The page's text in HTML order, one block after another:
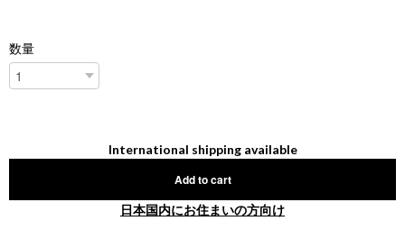
数量
International shipping available
Add to cart
日本国内にお住まいの方向け